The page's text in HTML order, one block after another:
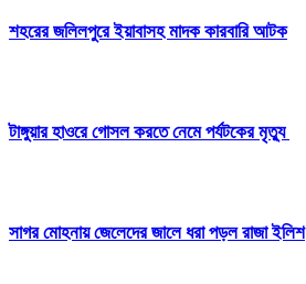
শহরের জলিলপুরে ইয়াবাসহ মাদক কারবারি আটক
টাঙ্গুয়ার হাওরে গোসল করতে নেমে পর্যটকের মৃত্যু
সাগর মোহনায় জেলেদের জালে ধরা পড়ল রাজা ইলিশ